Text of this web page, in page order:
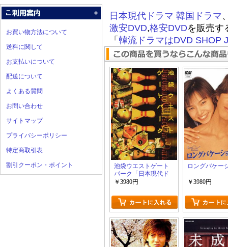
お買い物方法について
送料に関して
お支払いについて
配送について
よくある質問
お問い合わせ
サイトマップ
プライバシーポリシー
特定商取引表
割引クーポン・ポイント
日本現代ドラマ 韓国ドラマ
激安DVD,格安DVDを販売す
「 韓流ドラマはDVD SHOP
池袋ウエストゲート
パーク「日本現代ド
ラマ」
￥3980円
ロングバケー
￥3980円